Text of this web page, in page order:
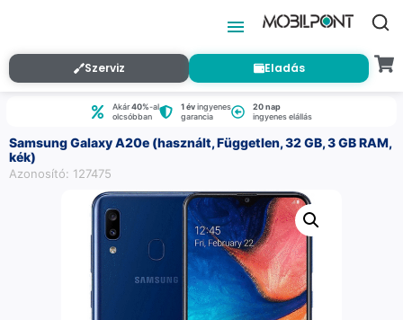
Szerviz Eladás
Akár40%-al
olcsóbban
1 évingyenes
garancia
20 nap
ingyenes elállás
Samsung Galaxy A20e (használt, Független, 32 GB, 3 GB RAM,
kék)
Azonosító: 127475